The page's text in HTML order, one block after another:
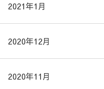
2021年1月
2020年12月
2020年11月